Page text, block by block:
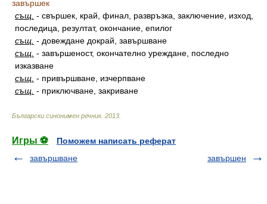
завършек
същ. - свършек, край, финал, развръзка, заключение, изход,
последица, резултат, окончание, епилог
същ. - довеждане докрай, завършване
същ. - завършеност, окончателно уреждане, последно
изказване
същ. - привършване, изчерпване
същ. - приключване, закриване
Български синонимен речник. 2013
Игры ⚽
Поможем написать реферат
завършване
завършен